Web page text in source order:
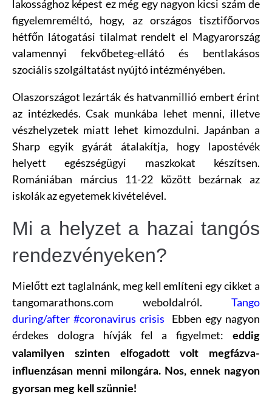
lakossághoz képest ez még egy nagyon kicsi szám de
figyelemreméltó, hogy, az országos tisztifőorvos
hétfőn látogatási tilalmat rendelt el Magyarország
valamennyi fekvőbeteg-ellátó és bentlakásos
szociális szolgáltatást nyújtó intézményében.
Olaszországot lezárták és hatvanmillió embert érint
az intézkedés. Csak munkába lehet menni, illetve
vészhelyzetek miatt lehet kimozdulni. Japánban a
Sharp egyik gyárát átalakítja, hogy lapostévék
helyett egészségügyi maszkokat készítsen.
Romániában március 11-22 között bezárnak az
iskolák az egyetemek kivételével.
Mi a helyzet a hazai tangós
rendezvényeken?
Mielőtt ezt taglalnánk, meg kell említeni egy cikket a
tangomarathons.com weboldalról. Tango
during/after #coronavirus crisis Ebben egy nagyon
érdekes dologra hívják fel a figyelmet:
eddig
valamilyen szinten elfogadott volt megfázva-
influenzásan menni milongára. Nos, ennek nagyon
gyorsan meg kell szünnie!